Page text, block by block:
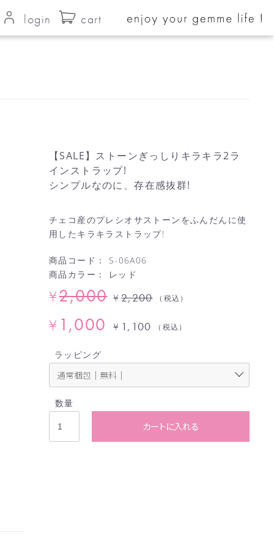
login cart
【SALE】ストーンぎっしりキラキラ2ラ
インストラップ!
シンプルなのに、存在感抜群!
チェコ産のプレシオサストーンをふんだんに使
用したキラキラストラップ!
商品コード： S-06A06
商品カラー：
レッド
¥2,000
¥ 1,000
¥ 2,200 （税込）
¥ 1,100 （税込）
ラッピング
数量
カートに入れる